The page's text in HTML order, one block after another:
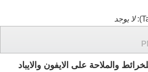
لا يوجد